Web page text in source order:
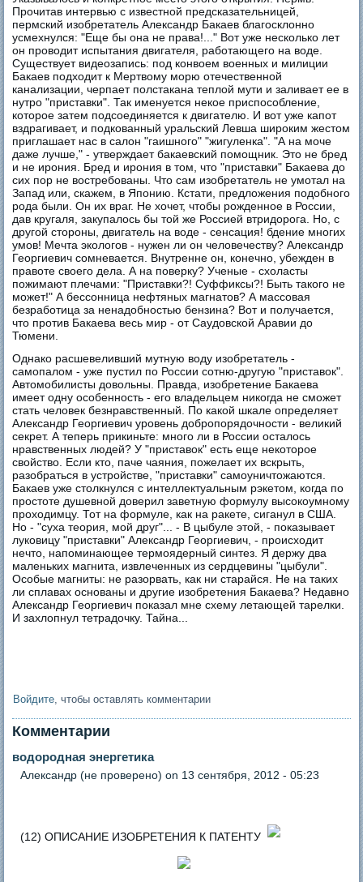
Прочитав интервью с известной предсказательницей,
пермский изобретатель Александр Бакаев благосклонно
усмехнулся: "Еще бы она не права!..." Вот уже несколько лет
он проводит испытания двигателя, работающего на воде.
Существует видеозапись: под конвоем военных и милиции
Бакаев подходит к Мертвому морю отечественной
канализации, черпает полстакана теплой мути и заливает ее в
нутро "приставки". Так именуется некое приспособление,
которое затем подсоединяется к двигателю. И вот уже капот
вздрагивает, и подкованный уральский Левша широким жестом
приглашает нас в салон "гаишного" "жигуленка". "А на моче
даже лучше," - утверждает бакаевский помощник. Это не бред
и не ирония. Бред и ирония в том, что "приставки" Бакаева до
сих пор не востребованы. Что сам изобретатель не умотал на
Запад или, скажем, в Японию. Кстати, предложения подобного
рода были. Он их враг. Не хочет, чтобы рожденное в России,
дав кругаля, закупалось бы той же Россией втридорога. Но, с
другой стороны, двигатель на воде - сенсация! бдение многих
умов! Мечта экологов - нужен ли он человечеству? Александр
Георгиевич сомневается. Внутренне он, конечно, убежден в
правоте своего дела. А на поверку? Ученые - схоласты
пожимают плечами: "Приставки?! Суффиксы?! Быть такого не
может!" А бессонница нефтяных магнатов? А массовая
безработица за ненадобностью бензина? Вот и получается,
что против Бакаева весь мир - от Саудовской Аравии до
Тюмени.
Однако расшевеливший мутную воду изобретатель -
самопалом - уже пустил по России сотню-другую "приставок".
Автомобилисты довольны. Правда, изобретение Бакаева
имеет одну особенность - его владельцем никогда не сможет
стать человек безнравственный. По какой шкале определяет
Александр Георгиевич уровень добропорядочности - великий
секрет. А теперь прикиньте: много ли в России осталось
нравственных людей? У "приставок" есть еще некоторое
свойство. Если кто, паче чаяния, пожелает их вскрыть,
разобраться в устройстве, "приставки" самоуничтожаются.
Бакаев уже столкнулся с интеллектуальным рэкетом, когда по
простоте душевной доверил заветную формулу высокоумному
проходимцу. Тот на формуле, как на ракете, сиганул в США.
Но - "суха теория, мой друг"... - В цыбуле этой, - показывает
луковицу "приставки" Александр Георгиевич, - происходит
нечто, напоминающее термоядерный синтез. Я держу два
маленьких магнита, извлеченных из сердцевины "цыбули".
Особые магниты: не разорвать, как ни старайся. Не на таких
ли сплавах основаны и другие изобретения Бакаева? Недавно
Александр Георгиевич показал мне схему летающей тарелки.
И захлопнул тетрадочку. Тайна...
Войдите , чтобы оставлять комментарии
Комментарии
водородная энергетика
Александр (не проверено) on 13 сентября, 2012 - 05:23
(12) ОПИСАНИЕ ИЗОБРЕТЕНИЯ К ПАТЕНТУ